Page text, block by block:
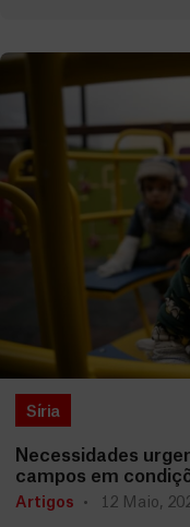
Síria
Necessidades
campos em
Artigos 12 Maio,